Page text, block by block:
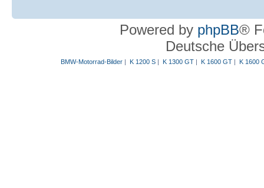
Powered by phpBB®
Deutsche
BMW-Motorrad-Bilder| K 1200 S| K 1300 GT| K 1600 GT| K 1600